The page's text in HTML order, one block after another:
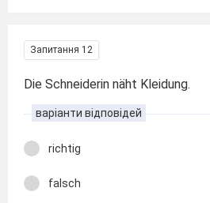
Запитання 12
Die Schneiderin näht Kleidung.
варіанти відповідей
richtig
falsch